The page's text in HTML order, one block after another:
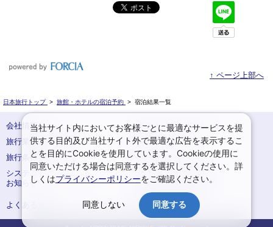
↑ ページ上部へ
日本旅行トップ > 旅館・ホテルの宿泊予約 > 宿泊結果一覧
会社情報
プライバシーポリシー
旅行業登録票・約款
規約集
旅行条件書
サイトマップ
システムメンテナンスの
お知らせ
お申込みまでの手順
よくある質問
予約確認・変更
当社サイト内においてお客様ごとに最適なサービスを提
供する目的及び当社サイト外で最適な広告を表示するこ
とを目的にCookieを使用しています。Cookieの使用に
同意いただける場合は同意するを選択してください。詳
しくはプライバシーポリシーをご確認ください。
同意しない 同意する